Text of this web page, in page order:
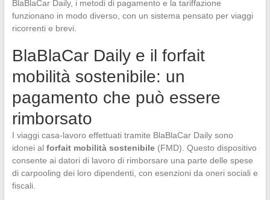
BlaBlaCar Daily, i metodi di pagamento e la tariffazione
funzionano in modo diverso, con un sistema pensato per viaggi
ricorrenti e brevi.
BlaBlaCar Daily e il forfait
mobilità sostenibile: un
pagamento che può essere
rimborsato
I viaggi casa-lavoro effettuati tramite BlaBlaCar Daily sono
idonei al forfait mobilità sostenibile(FMD). Questo dispositivo
consente ai datori di lavoro di rimborsare una parte delle spese
di carpooling dei loro dipendenti, con esenzioni da oneri sociali e
fiscali.